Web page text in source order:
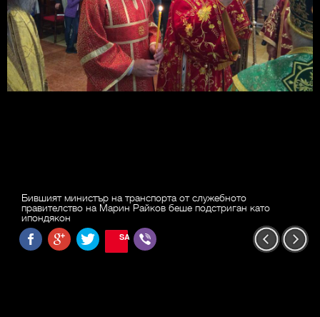
Бившият министър на транспорта от служебното
правителство на Марин Райков беше подстриган като
ипондякон
SAVE